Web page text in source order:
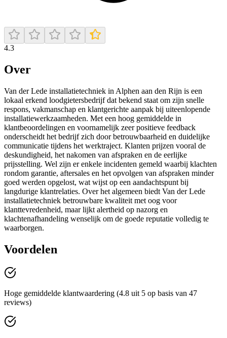
4.3
Over
Van der Lede installatietechniek in Alphen aan den Rijn is een
lokaal erkend loodgietersbedrijf dat bekend staat om zijn snelle
respons, vakmanschap en klantgerichte aanpak bij uiteenlopende
installatiewerkzaamheden. Met een hoog gemiddelde in
klantbeoordelingen en voornamelijk zeer positieve feedback
onderscheidt het bedrijf zich door betrouwbaarheid en duidelijke
communicatie tijdens het werktraject. Klanten prijzen vooral de
deskundigheid, het nakomen van afspraken en de eerlijke
prijsstelling. Wel zijn er enkele incidenten gemeld waarbij klachten
rondom garantie, aftersales en het opvolgen van afspraken minder
goed werden opgelost, wat wijst op een aandachtspunt bij
langdurige klantrelaties. Over het algemeen biedt Van der Lede
installatietechniek betrouwbare kwaliteit met oog voor
klanttevredenheid, maar lijkt alertheid op nazorg en
klachtenafhandeling wenselijk om de goede reputatie volledig te
waarborgen.
Voordelen
Hoge gemiddelde klantwaardering (4.8 uit 5 op basis van 47
reviews)